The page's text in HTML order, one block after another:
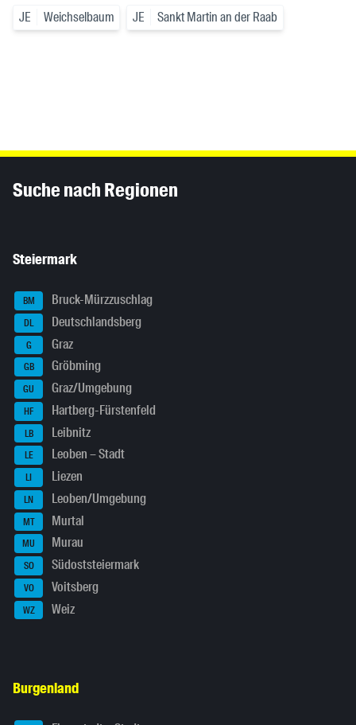
JE Weichselbaum JE Sankt Martin an der Raab
Suche nach Regionen
Steiermark
BM Bruck-Mürzzuschlag
DL Deutschlandsberg
G Graz
GB Gröbming
GU Graz/Umgebung
HF Hartberg-Fürstenfeld
LB Leibnitz
LE Leoben – Stadt
LI Liezen
LN Leoben/Umgebung
MT Murtal
MU Murau
SO Südoststeiermark
VO Voitsberg
WZ Weiz
Burgenland